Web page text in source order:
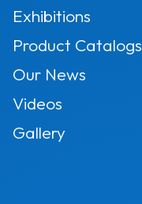
Exhibitions
Product Catalogs
Our News
Videos
Gallery